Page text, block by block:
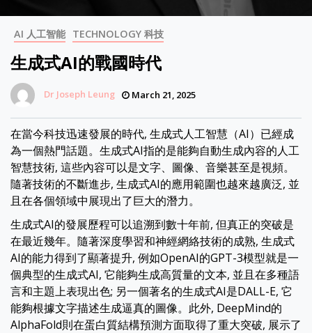
AI 人工智能 TECHNOLOGY 科技
生成式AI的戰國時代
Dr Joseph Leung March 21, 2025
在當今科技迅速發展的時代, 生成式人工智慧（AI）已經成
為一個熱門話題。生成式AI指的是能夠自動生成內容的人工
智慧技術, 這些內容可以是文字、圖像、音樂甚至是視頻。
隨著技術的不斷進步, 生成式AI的應用範圍也越來越廣泛, 並
且在各個領域中展現出了巨大的潛力。
生成式AI的發展歷程可以追溯到數十年前, 但真正的突破是
在最近幾年。隨著深度學習和神經網絡技術的成熟, 生成式
AI的能力得到了顯著提升, 例如OpenAI的GPT-3模型就是一
個典型的生成式AI, 它能夠生成高質量的文本, 並且在多種語
言和主題上表現出色; 另一個著名的生成式AI是DALL-E, 它
能夠根據文字描述生成逼真的圖像。此外, DeepMind的
AlphaFold則在蛋白質結構預測方面取得了重大突破, 展示了